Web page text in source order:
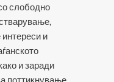
слободно
и
и заради
поттикнување